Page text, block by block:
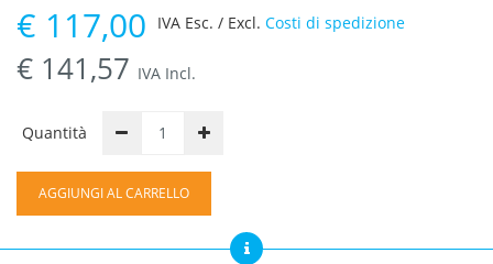
€ 117,00
€ 141,57 IVA Incl.
IVA Esc. / Excl. Costi di spedizione
Quantità
AGGIUNGI AL CARRELLO